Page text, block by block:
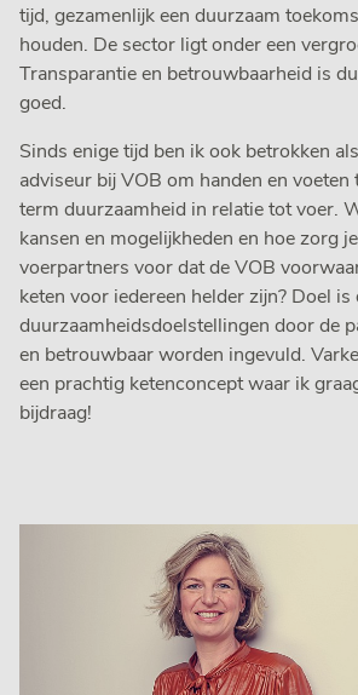
tijd, gezamenlijk een duurzaam
houden. De sector ligt onder een
Transparantie en betrouwbaarheid is
goed.
Sinds enige tijd ben ik ook betrokken
adviseur bij VOB om handen en voeten
term duurzaamheid in relatie tot voer.
kansen en mogelijkheden en hoe zorg
voerpartners voor dat de VOB
keten voor iedereen helder zijn? Doel is
duurzaamheidsdoelstellingen door de
en betrouwbaar worden ingevuld.
een prachtig ketenconcept waar ik
bijdraag!